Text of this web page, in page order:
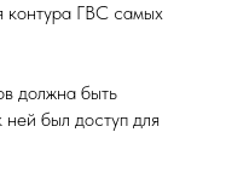
контура ГВС самых
должна быть
был доступ для